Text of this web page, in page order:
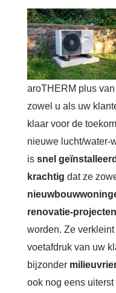
aroTHERM plus
zowel u als uw
klaar voor de
nieuwe lucht/water-
is snel
krachtig dat ze
renovatie-projecten
worden. Ze verkleint
voetafdruk van uw
bijzonder
ook nog eens uiterst